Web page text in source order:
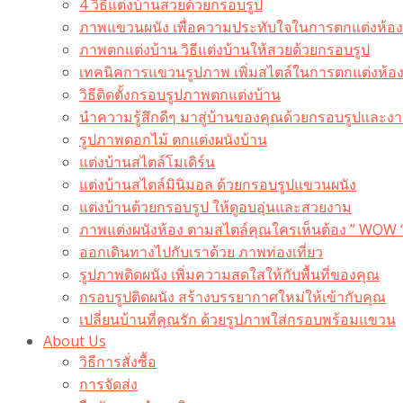
4 วิธีแต่งบ้านสวยด้วยกรอบรูป
ภาพแขวนผนัง เพื่อความประทับใจในการตกแต่งห้อง
ภาพตกแต่งบ้าน วิธีแต่งบ้านให้สวยด้วยกรอบรูป
เทคนิคการแขวนรูปภาพ เพิ่มสไตล์ในการตกแต่งห้อง
วิธีติดตั้งกรอบรูปภาพตกแต่งบ้าน
นำความรู้สึกดีๆ มาสู่บ้านของคุณด้วยกรอบรูปและง
รูปภาพดอกไม้ ตกแต่งผนังบ้าน
แต่งบ้านสไตล์โมเดิร์น
แต่งบ้านสไตล์มินิมอล ด้วยกรอบรูปแขวนผนัง
แต่งบ้านด้วยกรอบรูป ให้ดูอบอุ่นและสวยงาม
ภาพแต่งผนังห้อง ตามสไตล์คุณใครเห็นต้อง ” WOW
ออกเดินทางไปกับเราด้วย ภาพท่องเที่ยว
รูปภาพติดผนัง เพิ่มความสดใสให้กับพื้นที่ของคุณ
กรอบรูปติดผนัง สร้างบรรยากาศใหม่ให้เข้ากับคุณ
เปลี่ยนบ้านที่คุณรัก ด้วยรูปภาพใส่กรอบพร้อมแขวน​
About Us
วิธีการสั่งซื้อ
การจัดส่ง